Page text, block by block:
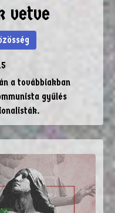
vetve
a továbbiakban
gyűlés